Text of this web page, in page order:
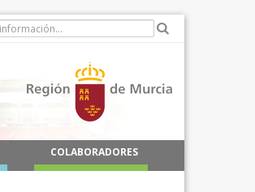
COLABORADORES